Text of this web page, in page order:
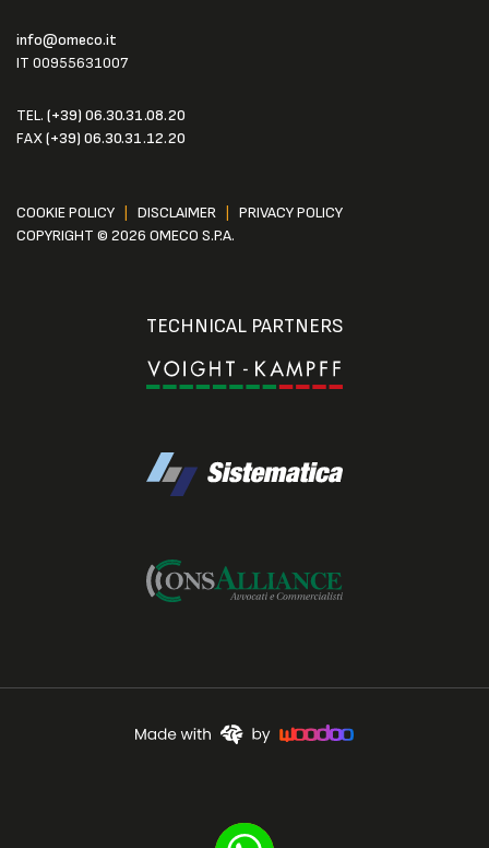
info@omeco.it
IT 00955631007
TEL. (+39) 06.30.31.08.20
FAX(+39) 06.30.31.12.20
COOKIE POLICY DISCLAIMER
PRIVACY POLICY
COPYRIGHT © 2026 OMECO S.P.A.
TECHNICAL PARTNERS